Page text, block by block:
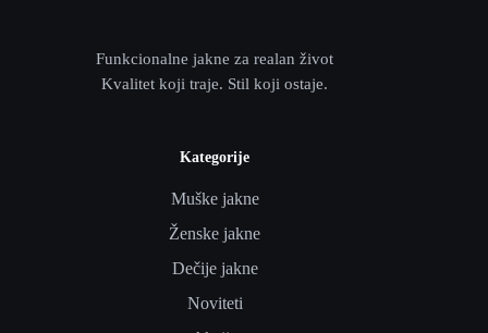
Funkcionalne jakne za realan život
Kvalitet koji traje. Stil koji ostaje.
Kategorije
Muške jakne
Ženske jakne
Dečije jakne
Noviteti